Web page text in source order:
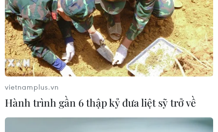
vietnamplus.vn
Hành trình gần 6 thập kỷ đưa liệt sỹ trở về